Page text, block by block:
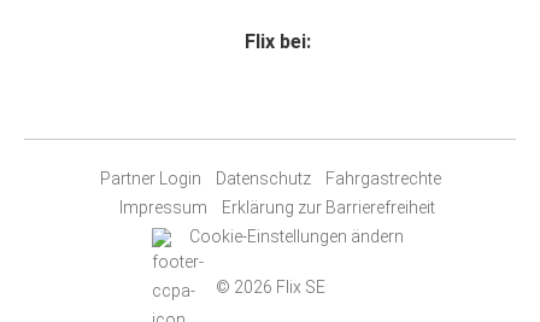
Flix bei:
Partner Login Datenschutz
Fahrgastrechte
Impressum
Erklärung zur Barrierefreiheit
Cookie-Einstellungen ändern
© 2026 Flix SE